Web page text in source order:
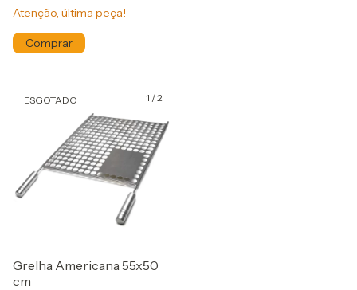
Atenção, última peça!
1 /2
ESGOTADO
Grelha Americana 55x50
cm